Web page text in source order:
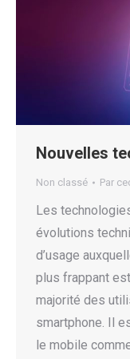
Nouvelles
Non classé Par
Les
évolutions
d’usage
plus frappant est
majorité des
smartphone. Il
le mobile